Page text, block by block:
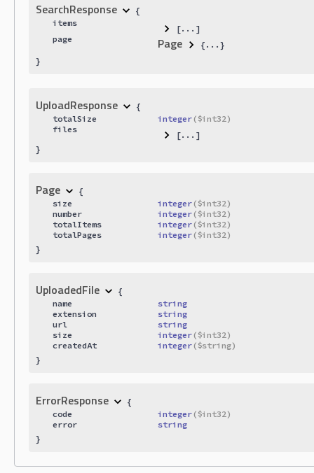
SearchResponse
{
items
[...]
page
Page { ... }
}
UploadResponse
{
totalSize
integer($int32)
files
[...]
}
Page
{
size
integer($int32)
number
integer($int32)
totalItems
integer($int32)
totalPages
integer($int32)
}
UploadedFile
{
name
string
extension
string
url
string
size
integer($int32)
createdAt
integer($string)
}
ErrorResponse
{
code
integer($int32)
error
string
}